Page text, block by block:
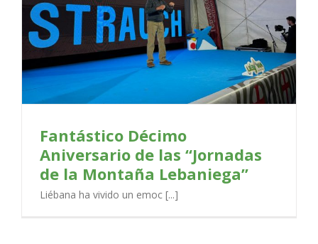
Fantástico Décimo
Aniversario de las “Jornadas
de la Montaña Lebaniega”
Liébana ha vivido un emoc [...]